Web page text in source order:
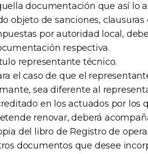
documentación que así lo
objeto de sanciones,
por autoridad local,
respectiva.
representante técnico.
el caso de que el
sea diferente al
en los actuados por los
renovar, deberá
del libro de Registro de
documentos que desee